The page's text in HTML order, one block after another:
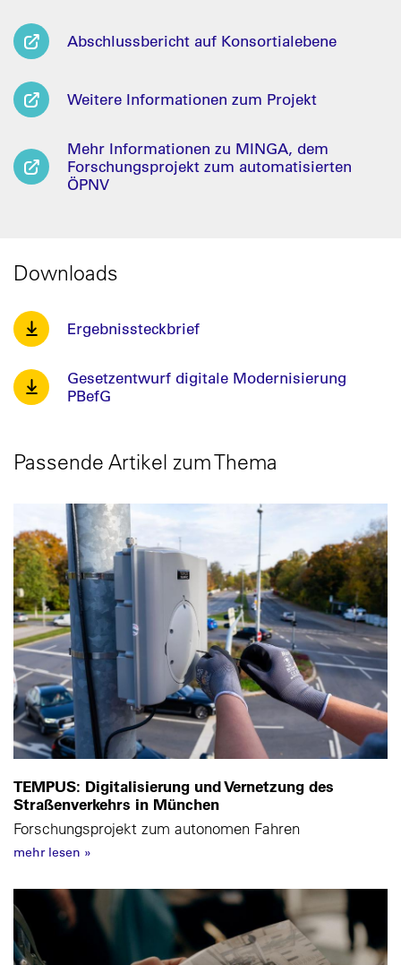
Abschlussbericht auf Konsortialebene
Weitere Informationen zum Projekt
Mehr Informationen zu MINGA, dem
Forschungsprojekt zum automatisierten
ÖPNV
Downloads
Ergebnissteckbrief
Gesetzentwurf digitale Modernisierung
PBefG
Passende Artikel zum Thema
TEMPUS: Digitalisierung und Vernetzung des
Straßenverkehrs in München
Forschungsprojekt zum autonomen Fahren
mehr lesen »